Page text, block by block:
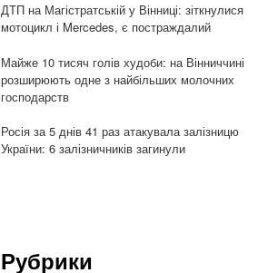
ДТП на Магістратській у Вінниці: зіткнулися
мотоцикл і Mercedes, є постраждалий
Майже 10 тисяч голів худоби: на Вінниччині
розширюють одне з найбільших молочних
господарств
Росія за 5 днів 41 раз атакувала залізницю
України: 6 залізничників загинули
Рубрики